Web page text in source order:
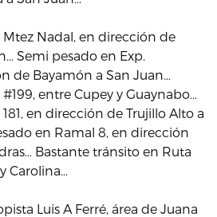
Mtez Nadal, en dirección de
Semi pesado en Exp.
de Bayamón a San Juan…
entre Cupey y Guaynabo…
en dirección de Trujillo Alto a
en Ramal 8, en dirección
Bastante tránsito en Ruta
Carolina…
Luis A Ferré, área de Juana